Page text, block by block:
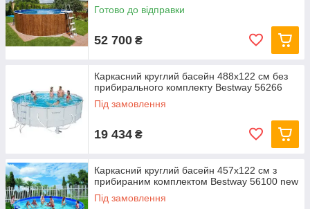
Готово до відправки
52 700 ₴
Каркасний круглий басейн 488x122 см без
прибирального комплекту Bestway 56266
Під замовлення
19 434 ₴
Каркасний круглий басейн 457x122 см з
прибираним комплектом Bestway 56100 new
Під замовлення